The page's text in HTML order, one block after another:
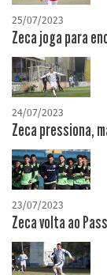
25/07/2023
Zeca joga para
24/07/2023
Zeca pressiona,
23/07/2023
Zeca volta ao